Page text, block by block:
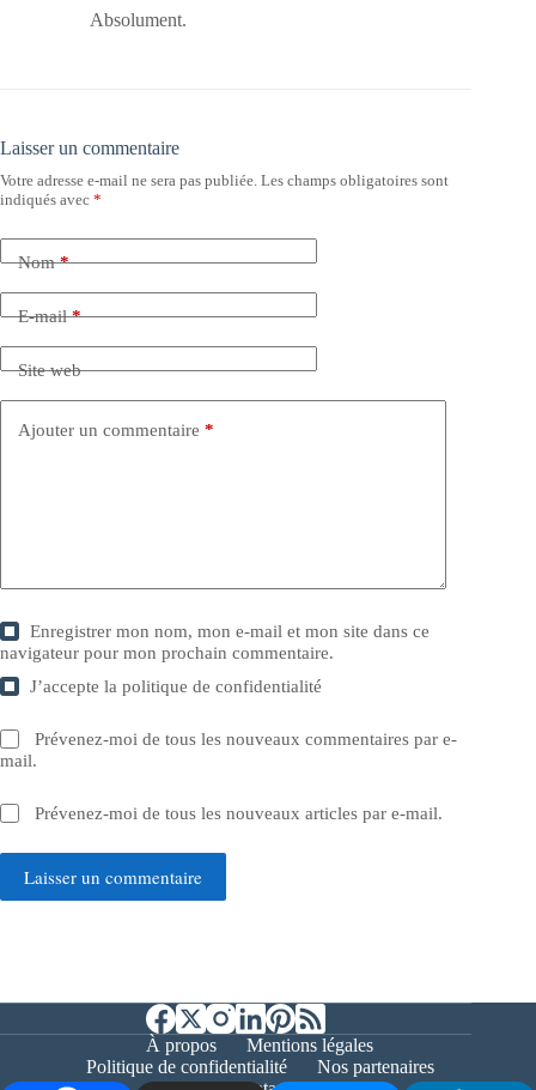
Absolument.
Laisser un commentaire
Votre adresse e-mail ne sera pas publiée. Les champs obligatoires sont
indiqués avec *
Nom*
E-mail*
Site web
Ajouter un commentaire *
Enregistrer mon nom, mon e-mail et mon site dans ce
navigateur pour mon prochain commentaire.
J’accepte lapolitique de confidentialité
Prévenez-moi de tous les nouveaux commentaires par e-
mail.
Prévenez-moi de tous les nouveaux articles par e-mail.
Laisser un commentaire
À propos
Mentions légales
Politique de confidentialité
Nos partenaires